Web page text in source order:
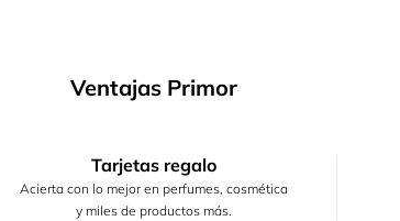
Ventajas Primor
Tarjetas regalo
Acierta con lo mejor en perfumes, cosmética
y miles de productos más.